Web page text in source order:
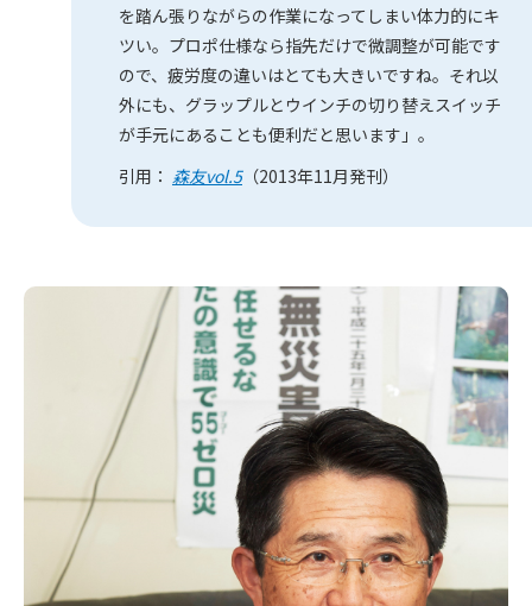
を踏ん張りながらの作業になってしまい体力的にキ
ツい。プロポ仕様なら指先だけで微調整が可能です
ので、疲労度の違いはとても大きいですね。それ以
外にも、グラップルとウインチの切り替えスイッチ
が手元にあることも便利だと思います」。
引用： 森友vol.5（2013年11月発刊）